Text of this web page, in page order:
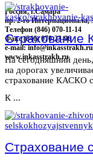
Россия, г.Самара
пр. 2-го Интернационала,
Телефон (846) 070-11-14
Факс (846) 070-23-96
e-mail: info@inkasstrakh.ru
www.inkasstrakh.ru
Страхование
На сегодняшний
на дорогах
страхование КАСКО
К ...
Страхование